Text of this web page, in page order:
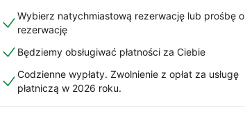
Wybierz natychmiastową rezerwację lub prośbę o
rezerwację
Będziemy obsługiwać płatności za Ciebie
Codzienne wypłaty. Zwolnienie z opłat za usługę
płatniczą w 2026 roku.